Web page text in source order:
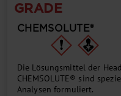
GRADE
CHEMSOLUTE®
Die Lösungsmittel der
CHEMSOLUTE® sind
Analysen formuliert.